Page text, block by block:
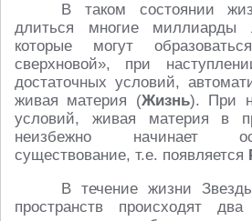
В таком состоянии
длиться многие миллиарды
которые могут
сверхновой», при
достаточных условий,
живая материя (Жизнь). При
условий, живая материя в
неизбежно начинает
существование, т.е. появляется
В течение жизни
пространств происходят